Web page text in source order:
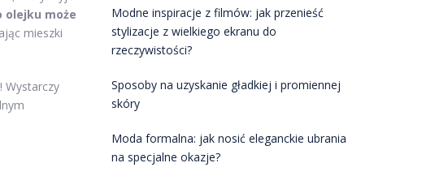
olejku może
mieszki
Wystarczy
Modne inspiracje z filmów: jak przenieść
stylizacje z wielkiego ekranu do
rzeczywistości?
Sposoby na uzyskanie gładkiej i promiennej
skóry
Moda formalna: jak nosić eleganckie ubrania
na specjalne okazje?